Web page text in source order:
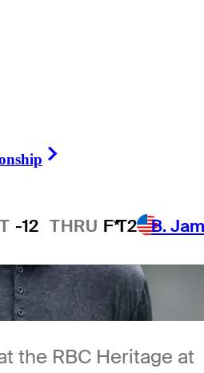
-12 THRU F*T2 B.
the RBC Heritage at